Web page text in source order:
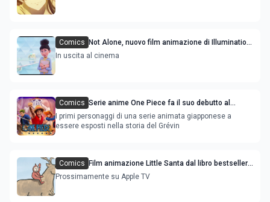
Comics Not Alone, nuovo film animazione di Illumination
con Timothée Chalamet e Selena Gomez
In uscita al cinema
Comics Serie anime One Piece fa il suo debutto al
Museo Grévin di Parigi
I primi personaggi di una serie animata giapponese a
essere esposti nella storia del Grévin
Comics Film animazione Little Santa dal libro bestseller
di Jon Agee
Prossimamente su Apple TV